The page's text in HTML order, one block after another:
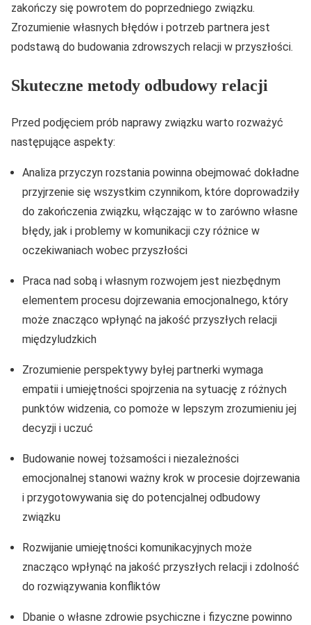
zakończy się powrotem do poprzedniego związku.
Zrozumienie własnych błędów i potrzeb partnera jest
podstawą do budowania zdrowszych relacji w przyszłości.
Skuteczne metody odbudowy relacji
Przed podjęciem prób naprawy związku warto rozważyć
następujące aspekty:
Analiza przyczyn rozstania powinna obejmować dokładne
przyjrzenie się wszystkim czynnikom, które doprowadziły
do zakończenia związku, włączając w to zarówno własne
błędy, jak i problemy w komunikacji czy różnice w
oczekiwaniach wobec przyszłości
Praca nad sobą i własnym rozwojem jest niezbędnym
elementem procesu dojrzewania emocjonalnego, który
może znacząco wpłynąć na jakość przyszłych relacji
międzyludzkich
Zrozumienie perspektywy byłej partnerki wymaga
empatii i umiejętności spojrzenia na sytuację z różnych
punktów widzenia, co pomoże w lepszym zrozumieniu jej
decyzji i uczuć
Budowanie nowej tożsamości i niezależności
emocjonalnej stanowi ważny krok w procesie dojrzewania
i przygotowywania się do potencjalnej odbudowy
związku
Rozwijanie umiejętności komunikacyjnych może
znacząco wpłynąć na jakość przyszłych relacji i zdolność
do rozwiązywania konfliktów
Dbanie o własne zdrowie psychiczne i fizyczne powinno